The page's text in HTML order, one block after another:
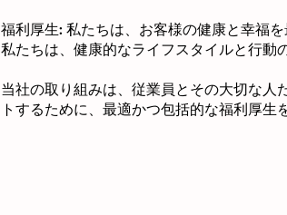
福利厚生: 私たちは、お客様の健康と幸福
私たちは、健康的なライフスタイルと行動
当社の取り組みは、従業員とその大切な人
トするために、最適かつ包括的な福利厚生